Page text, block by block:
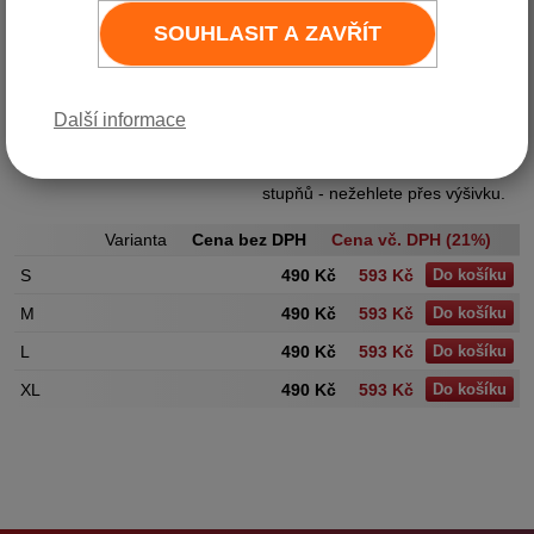
velikosti 8x5 cm. Stylem se jedná
o trika regular pro muže,
oversize pro ženy a velmi dobře
stupňů - nežehlete přes výšivku.
Varianta Cena bez DPH
Cena vč. DPH (21%)
S
490 Kč 593 Kč Do košíku
M 490 Kč 593 Kč Do košíku
L 490 Kč 593 Kč Do košíku
XL 490 Kč 593 Kč Do košíku
SOUHLASIT A ZAVŘÍT
Další informace